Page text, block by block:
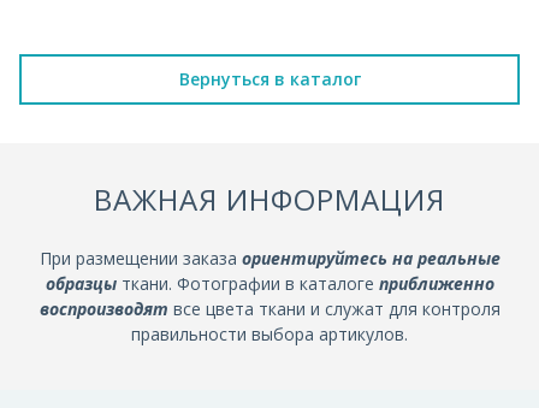
Вернуться в каталог
ВАЖНАЯ ИНФОРМАЦИЯ
При размещении заказа ориентируйтесь на реальные
образцыткани. Фотографии в каталоге приближенно
воспроизводят все цвета ткани и служат для контроля
правильности выбора артикулов.